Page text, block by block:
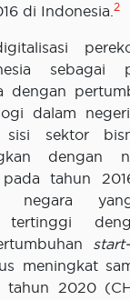
di Indonesia. 2
sebagai
dengan
dalam
sisi sektor
dengan
tahun
negara
meningkat
2020